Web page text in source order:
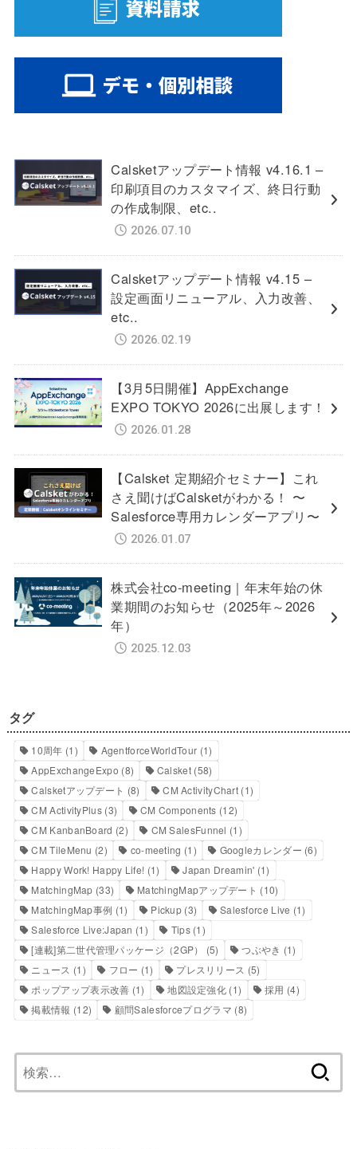
Calsketアップデート情報 v4.16.1 –
印刷項目のカスタマイズ、終日行動
の作成制限、etc..
2026.07.10
Calsketアップデート情報 v4.15 –
設定画面リニューアル、入力改善、
etc..
2026.02.19
【3月5日開催】AppExchange
EXPO TOKYO 2026に出展します！
2026.01.28
【Calsket 定期紹介セミナー】これ
さえ聞けばCalsketがわかる！ 〜
Salesforce専用カレンダーアプリ〜
2026.01.07
株式会社co-meeting｜年末年始の休
業期間のお知らせ（2025年～2026
年）
2025.12.03
タグ
10周年 (1) AgentforceWorldTour (1)
AppExchangeExpo (8) Calsket(58)
Calsketアップデート (8) CM ActivityChart (1)
CM ActivityPlus(3) CM Components (12)
CM KanbanBoard (2) CM SalesFunnel (1)
CM TileMenu (2) co-meeting (1) Googleカレンダー (6)
Happy Work! Happy Life! (1) Japan Dreamin' (1)
MatchingMap (33) MatchingMapアップデート (10)
MatchingMap事例 (1) Pickup (3) Salesforce Live (1)
Salesforce Live:Japan (1) Tips(1)
[連載]第二世代管理パッケージ（2GP）
(5) つぶやき (1)
ニュース (1) フロー (1) プレスリリース (5)
ポップアップ表示改善 (1) 地図設定強化 (1) 採用 (4)
掲載情報 (12) 顧問Salesforceプログラマ (8)
索: